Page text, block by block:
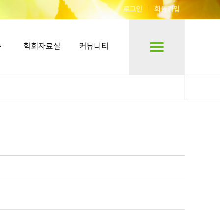
로그인 회원가입
학회자료실 커뮤니티